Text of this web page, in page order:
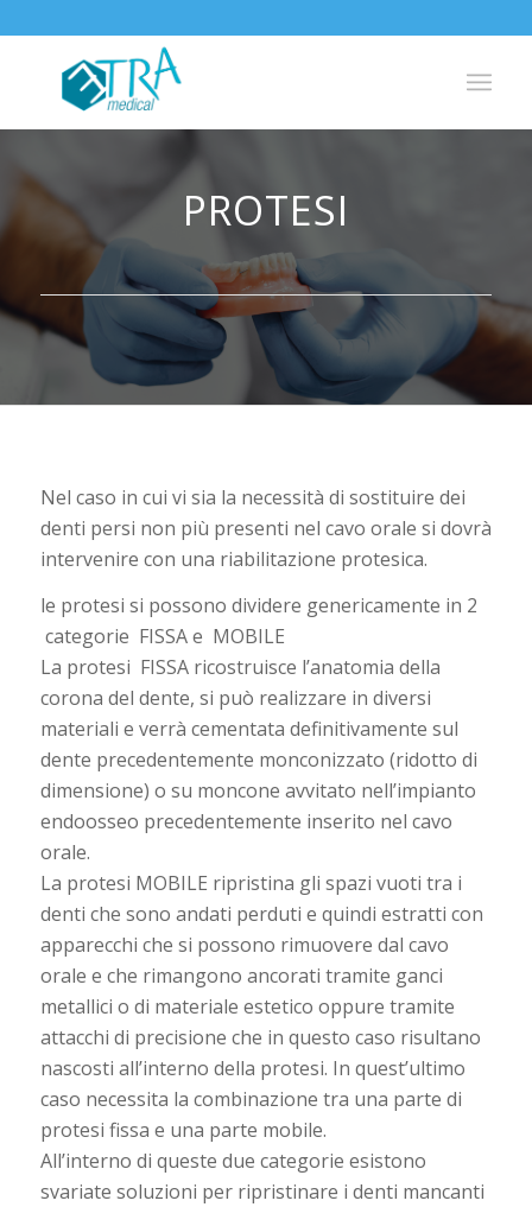
PROTESI
Nel caso in cui vi sia la necessità di sostituire dei
denti persi non più presenti nel cavo orale si dovrà
intervenire con una riabilitazione protesica.
le protesi si possono dividere genericamente in 2
categorie FISSA e MOBILE
La protesi FISSA ricostruisce l’anatomia della
corona del dente, si può realizzare in diversi
materiali e verrà cementata definitivamente sul
dente precedentemente monconizzato (ridotto di
dimensione) o su moncone avvitato nell’impianto
endoosseo precedentemente inserito nel cavo
orale.
La protesi MOBILE ripristina gli spazi vuoti tra i
denti che sono andati perduti e quindi estratti con
apparecchi che si possono rimuovere dal cavo
orale e che rimangono ancorati tramite ganci
metallici o di materiale estetico oppure tramite
attacchi di precisione che in questo caso risultano
nascosti all’interno della protesi. In quest’ultimo
caso necessita la combinazione tra una parte di
protesi fissa e una parte mobile.
All’interno di queste due categorie esistono
svariate soluzioni per ripristinare i denti mancanti